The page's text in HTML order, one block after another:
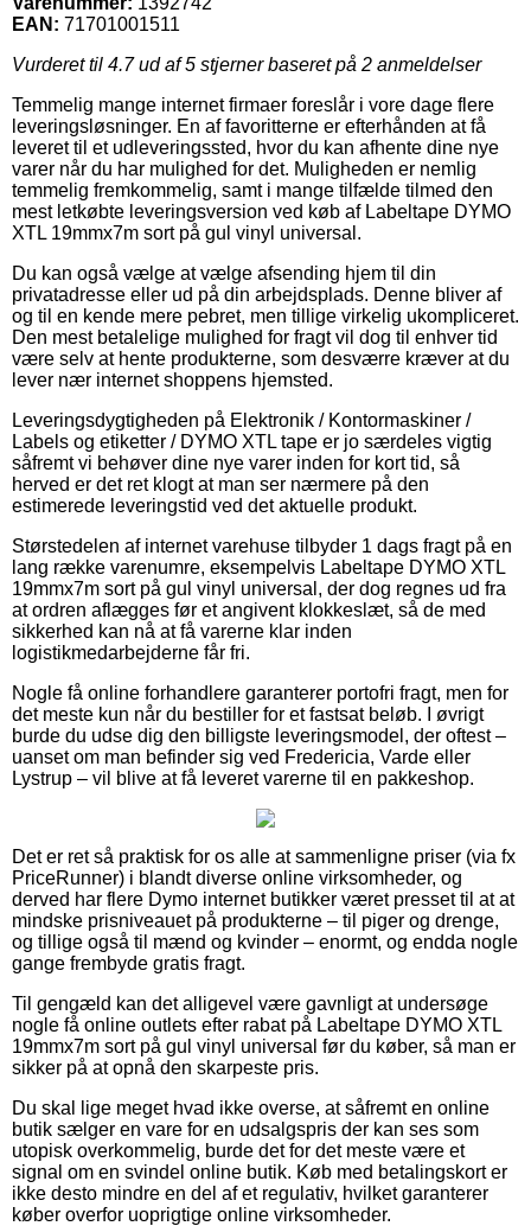
EAN: 71701001511
Vurderet til 4.7ud af 5 stjerner baseret på 2 anmeldelser
Temmelig mange internet firmaer foreslår i vore dage flere
leveringsløsninger. En af favoritterne er efterhånden at få
leveret til et udleveringssted, hvor du kan afhente dine nye
varer når du har mulighed for det. Muligheden er nemlig
temmelig fremkommelig, samt i mange tilfælde tilmed den
mest letkøbte leveringsversion ved køb af Labeltape DYMO
XTL 19mmx7m sort på gul vinyl universal.
Du kan også vælge at vælge afsending hjem til din
privatadresse eller ud på din arbejdsplads. Denne bliver af
og til en kende mere pebret, men tillige virkelig ukompliceret.
Den mest betalelige mulighed for fragt vil dog til enhver tid
være selv at hente produkterne, som desværre kræver at du
lever nær internet shoppens hjemsted.
Leveringsdygtigheden på Elektronik / Kontormaskiner /
Labels og etiketter / DYMO XTL tape er jo særdeles vigtig
såfremt vi behøver dine nye varer inden for kort tid, så
herved er det ret klogt at man ser nærmere på den
estimerede leveringstid ved det aktuelle produkt.
Størstedelen af internet varehuse tilbyder 1 dags fragt på en
lang række varenumre, eksempelvis Labeltape DYMO XTL
19mmx7m sort på gul vinyl universal, der dog regnes ud fra
at ordren aflægges før et angivent klokkeslæt, så de med
sikkerhed kan nå at få varerne klar inden
logistikmedarbejderne får fri.
Nogle få online forhandlere garanterer portofri fragt, men for
det meste kun når du bestiller for et fastsat beløb. I øvrigt
burde du udse dig den billigste leveringsmodel, der oftest –
uanset om man befinder sig ved Fredericia, Varde eller
Lystrup – vil blive at få leveret varerne til en pakkeshop.
Det er ret så praktisk for os alle at sammenligne priser (via fx
PriceRunner) i blandt diverse online virksomheder, og
derved har flere Dymo internet butikker været presset til at at
mindske prisniveauet på produkterne – til piger og drenge,
og tillige også til mænd og kvinder – enormt, og endda nogle
gange frembyde gratis fragt.
Til gengæld kan det alligevel være gavnligt at undersøge
nogle få online outlets efter rabat på Labeltape DYMO XTL
19mmx7m sort på gul vinyl universal før du køber, så man er
sikker på at opnå den skarpeste pris.
Du skal lige meget hvad ikke overse, at såfremt en online
butik sælger en vare for en udsalgspris der kan ses som
utopisk overkommelig, burde det for det meste være et
signal om en svindel online butik. Køb med betalingskort er
ikke desto mindre en del af et regulativ, hvilket garanterer
køber overfor uoprigtige online virksomheder.